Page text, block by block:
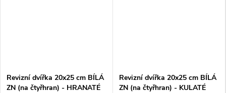
Revizní dvířka 20x25 cm BÍLÁ
ZN (na čtyřhran) - HRANATÉ
Revizní dvířka 20x25 cm BÍLÁ
ZN (na čtyřhran) - KULATÉ